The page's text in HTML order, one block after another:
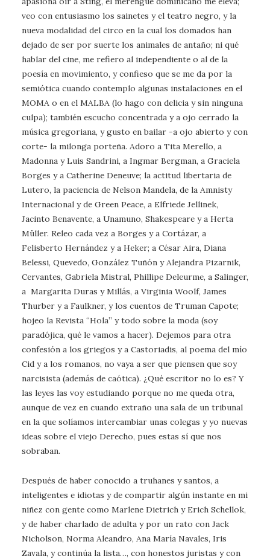
veo con entusiasmo los sainetes y el teatro negro, y la
nueva modalidad del circo en la cual los domados han
dejado de ser por suerte los animales de antaño; ni qué
hablar del cine, me refiero al independiente o al de la
poesía en movimiento, y confieso que se me da por la
semiótica cuando contemplo algunas instalaciones en el
MOMA o en el MALBA (lo hago con delicia y sin ninguna
culpa); también escucho concentrada y a ojo cerrado la
música gregoriana, y gusto en bailar -a ojo abierto y con
corte- la milonga porteña. Adoro a Tita Merello, a
Madonna y Luis Sandrini, a Ingmar Bergman, a Graciela
Borges y a Catherine Deneuve; la actitud libertaria de
Lutero, la paciencia de Nelson Mandela, de la Amnisty
Internacional y de Green Peace, a Elfriede Jellinek,
Jacinto Benavente, a Unamuno, Shakespeare y a Herta
Müller. Releo cada vez a Borges y a Cortázar, a
Felisberto Hernández y a Heker; a César Aira, Diana
Belessi, Quevedo, González Tuñón y Alejandra Pizarnik,
Cervantes, Gabriela Mistral, Phillipe Deleurme, a Salinger,
a Margarita Duras y Millás, a Virginia Woolf, James
Thurber y a Faulkner, y los cuentos de Truman Capote;
hojeo la Revista “Hola” y todo sobre la moda (soy
paradójica, qué le vamos a hacer). Dejemos para otra
confesión a los griegos y a Castoriadis, al poema del mío
Cid y a los romanos, no vaya a ser que piensen que soy
narcisista (además de caótica). ¿Qué escritor no lo es? Y
las leyes las voy estudiando porque no me queda otra,
aunque de vez en cuando extraño una sala de un tribunal
en la que solíamos intercambiar unas colegas y yo nuevas
ideas sobre el viejo Derecho, pues estas sí que nos
sobraban.
Después de haber conocido a truhanes y santos, a
inteligentes e idiotas y de compartir algún instante en mi
niñez con gente como Marlene Dietrich y Erich Schellok,
y de haber charlado de adulta y por un rato con Jack
Nicholson, Norma Aleandro, Ana María Navales, Iris
Zavala, y continúa la lista…, con honestos juristas y con